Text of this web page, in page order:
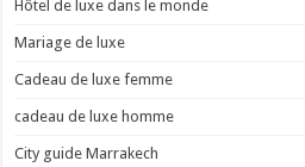
Hôtel de luxe dans le monde
Mariage de luxe
Cadeau de luxe femme
cadeau de luxe homme
City guide Marrakech